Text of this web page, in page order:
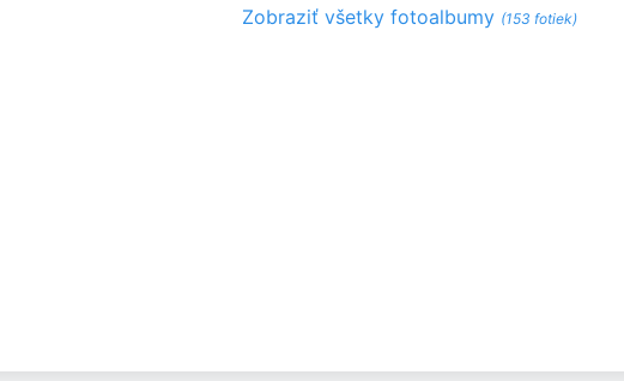
Zobraziť všetky fotoalbumy (153 fotiek)